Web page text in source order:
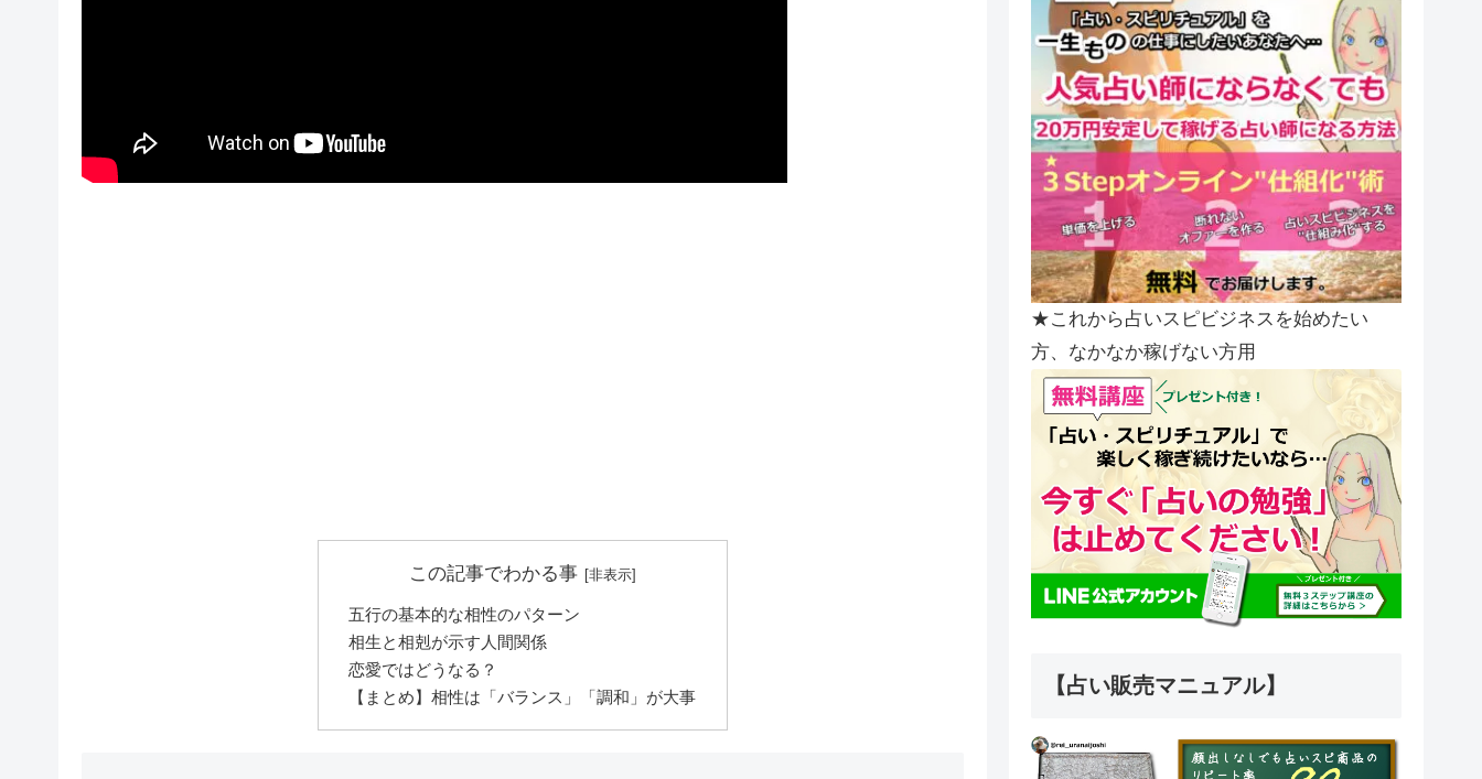
この記事でわかる事
五行の基本的な相性のパターン
相生と相剋が示す人間関係
恋愛ではどうなる？
【まとめ】相性は「バランス」「調和」が大事
★これから占いスピビジネスを始めたい
方、なかなか稼げない方用
【占い販売マニュアル】